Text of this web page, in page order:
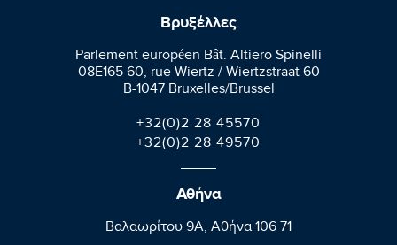
Βρυξέλλες
Parlement européen Bât. Altiero Spinelli
08E165 60, rue Wiertz / Wiertzstraat 60
B-1047 Bruxelles/Brussel
+32(0)2 28 45570
+32(0)2 28 49570
Αθήνα
Βαλαωρίτου 9A, Aθήνα 106 71